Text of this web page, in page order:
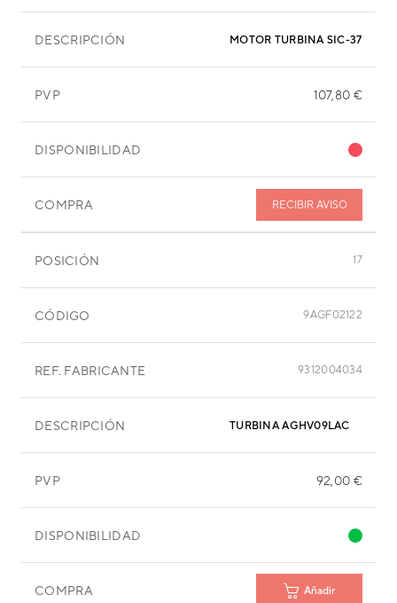
DESCRIPCIÓN MOTOR TURBINA SIC-37CVL-
PVP 107,80 €
DISPONIBILIDAD
COMPRA RECIBIR AVISO
POSICIÓN 17
CÓDIGO 9AGF02122
REF. FABRICANTE 9312004034
DESCRIPCIÓN TURBINA AGHV09LAC
PVP 92,00 €
DISPONIBILIDAD
COMPRA Añadir